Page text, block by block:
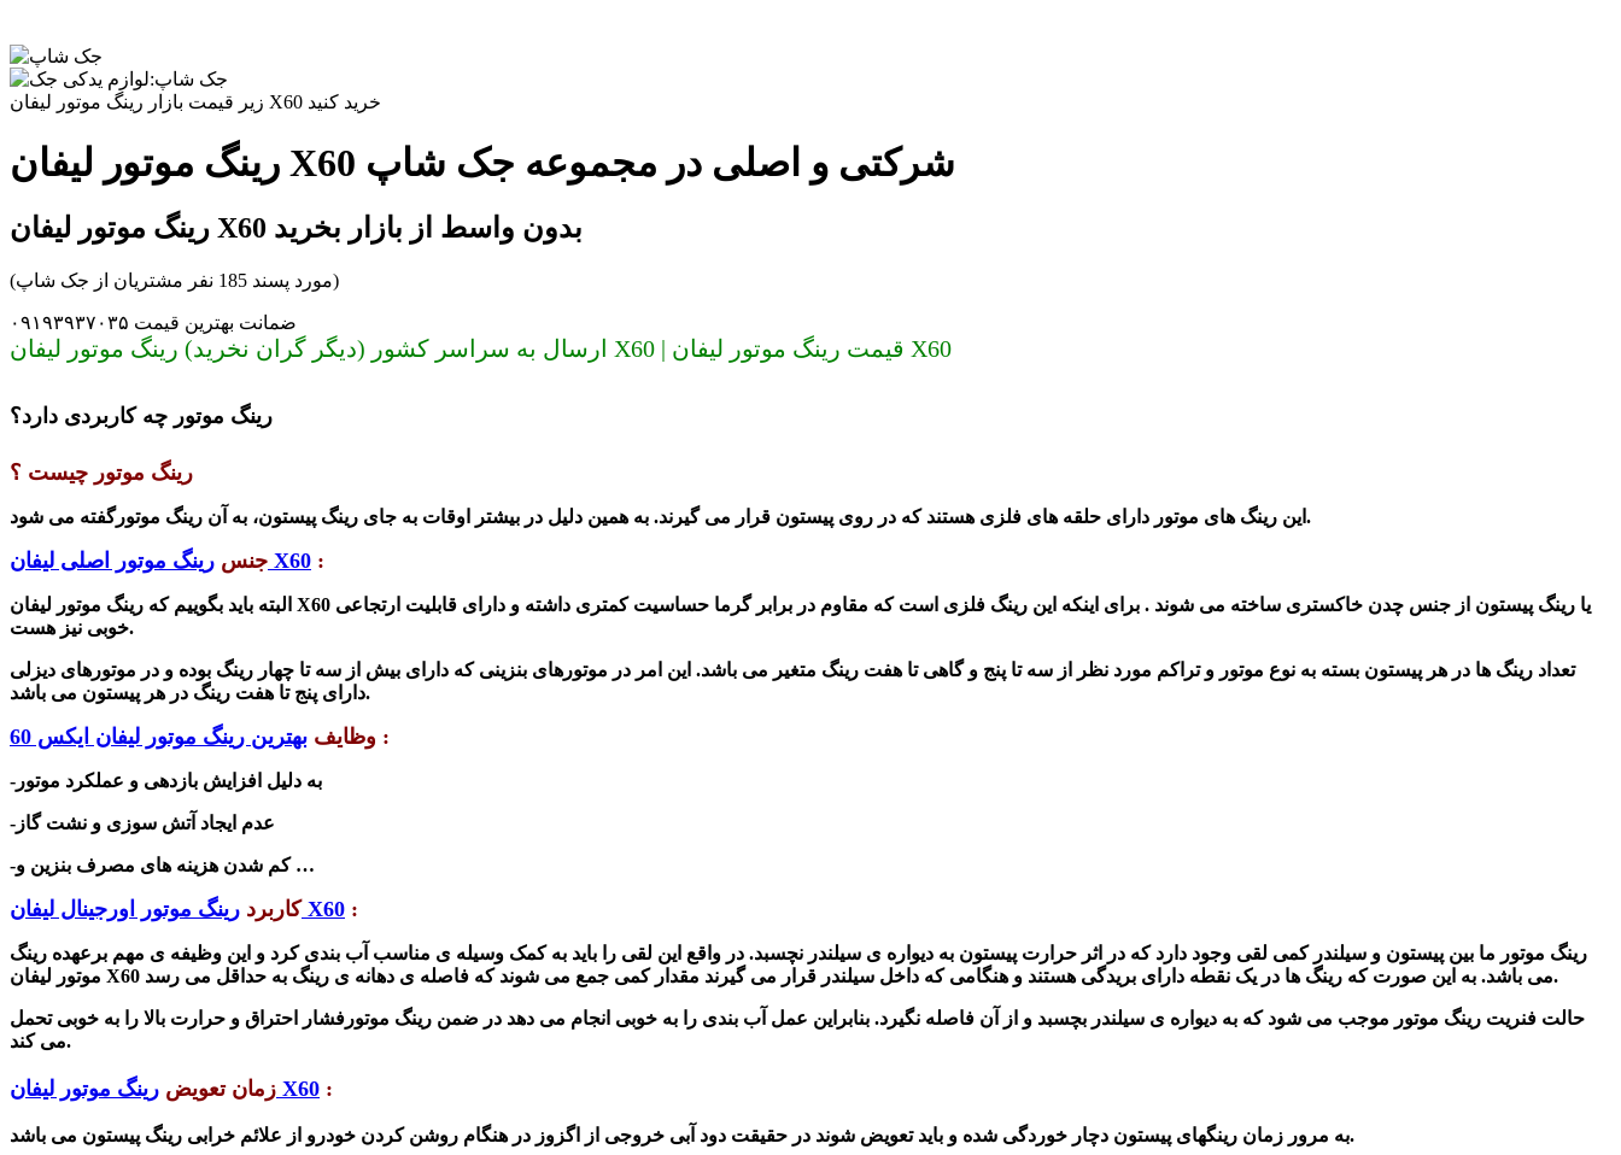
زیر قیمت بازار رینگ موتور لیفان X60 خرید کنید
رینگ موتور لیفان X60 شرکتی و اصلی در مجموعه جک شاپ
رینگ موتور لیفان X60 بدون واسط از بازار بخرید
(مورد پسند 185 نفر مشتریان از جک شاپ)
ضمانت بهترین قیمت ۰۹۱۹۳۹۳۷۰۳۵
ارسال به سراسر کشور (دیگر گران نخرید) رینگ موتور لیفان X60 | قیمت رینگ موتور لیفان X60
رینگ موتور چه کاربردی دارد؟
رینگ موتور چیست ؟
این رینگ های موتور دارای حلقه های فلزی هستند که در روی پیستون قرار می گیرند. به همین دلیل در بیشتر اوقات به جای رینگ پیستون، به آن رینگ موتورگفته می‌ شود.
جنس رینگ موتور اصلی لیفان X60 :
البته باید بگوییم که رینگ موتور لیفان X60 یا رینگ پیستون از جنس چدن خاکستری ساخته می شوند . برای اینکه این رینگ فلزی است که مقاوم در برابر گرما حساسیت کمتری داشته و دارای قابلیت ارتجاعی
خوبی نیز هست.
تعداد رینگ ها در هر پیستون بسته به نوع موتور و تراکم مورد نظر از سه تا پنج و گاهی تا هفت رینگ متغیر می باشد. این امر در موتورهای بنزینی که دارای بیش از سه تا چهار رینگ بوده و در موتورهای دیزلی
دارای پنج تا هفت رینگ در هر پیستون می باشد.
وظایف بهترین رینگ موتور لیفان ایکس 60 :
-به دلیل افزایش بازدهی و عملکرد موتور
-عدم ایجاد آتش سوزی و نشت گاز
-کم شدن هزینه‌ های مصرف بنزین و …
کاربردرینگ موتور اورجینال لیفان X60 :
رینگ موتور ما بین پیستون و سیلندر کمی لقی وجود دارد که در اثر حرارت پیستون به دیواره ی سیلندر نچسبد. در واقع این لقی را باید به کمک وسیله ی مناسب آب بندی کرد و این وظیفه ی مهم برعهده رینگ
موتور لیفان X60 می باشد. به این صورت که رینگ ها در یک نقطه دارای بریدگی هستند و هنگامی که داخل سیلندر قرار می گیرند مقدار کمی جمع می شوند که فاصله ی دهانه ی رینگ به حداقل می رسد.
حالت فنریت رینگ موتور موجب می شود که به دیواره ی سیلندر بچسبد و از آن فاصله نگیرد. بنابراین عمل آب بندی را به خوبی انجام می دهد در ضمن رینگ موتورفشار احتراق و حرارت بالا را به خوبی تحمل
می کند.
زمان تعویض رینگ موتور لیفان X60 :
به مرور زمان رینگهای پیستون دچار خوردگی شده و باید تعویض شوند در حقیقت دود آبی خروجی از اگزوز در هنگام روشن کردن خودرو از علائم خرابی رینگ پیستون می باشد.